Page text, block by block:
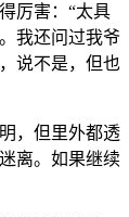
厉害：“太具
我还问过我爷
说不是，但也
，但里外都透
离。如果继续